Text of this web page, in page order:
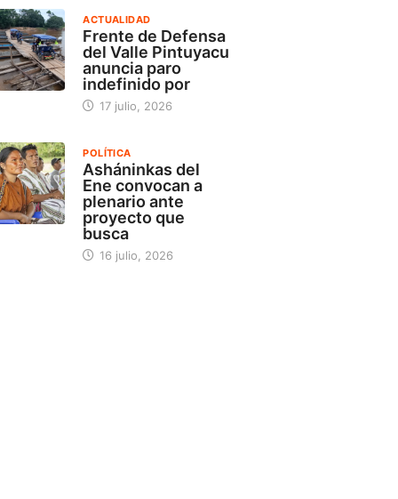
ACTUALIDAD
Frente de Defensa
del Valle Pintuyacu
anuncia paro
indefinido por
17 julio, 2026
POLÍTICA
Asháninkas del
Ene convocan a
plenario ante
proyecto que
busca
16 julio, 2026